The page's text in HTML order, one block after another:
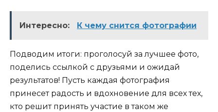
Интересно: К чему снится фотографии
Подводим итоги: проголосуй за лучшее фото,
поделись ссылкой с друзьями и ожидай
результатов! Пусть каждая фотография
принесет радость и вдохновение для всех тех,
кто решит принять участие в таком же